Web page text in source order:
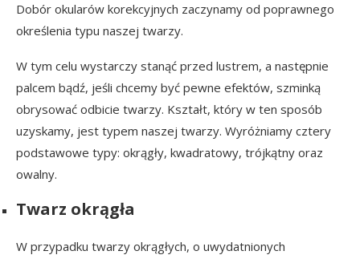
Dobór okularów korekcyjnych zaczynamy od poprawnego
określenia typu naszej twarzy.
W tym celu wystarczy stanąć przed lustrem, a następnie
palcem bądź, jeśli chcemy być pewne efektów, szminką
obrysować odbicie twarzy. Kształt, który w ten sposób
uzyskamy, jest typem naszej twarzy. Wyróżniamy cztery
podstawowe typy: okrągły, kwadratowy, trójkątny oraz
owalny.
Twarz okrągła
W przypadku twarzy okrągłych, o uwydatnionych